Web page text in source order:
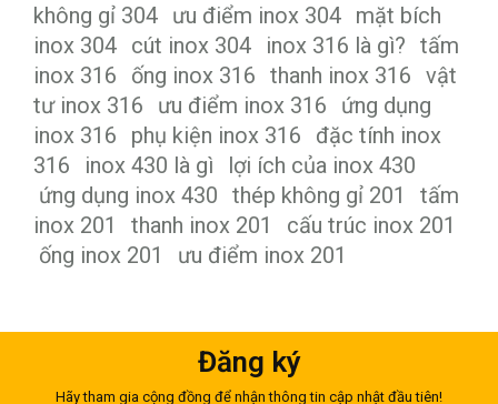
không gỉ 304 ưu điểm inox 304 mặt bích
inox 304 cút inox 304 inox 316 là gì? tấm
inox 316
ống inox 316 thanh inox 316 vật
tư inox 316
ưu điểm inox 316
ứng dụng
inox 316
phụ kiện inox 316
đặc tính inox
316
inox 430 là gì
lợi ích của inox 430
ứng dụng inox 430 thép không gỉ 201
tấm
inox 201
thanh inox 201
cấu trúc inox 201
ống inox 201
ưu điểm inox 201
Đăng ký
Hãy tham gia cộng đồng để nhận thông tin cập nhật đầu tiên!